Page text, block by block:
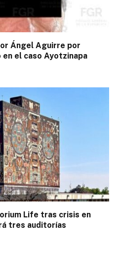
Ángel Aguirre por
el caso Ayotzinapa
Life tras crisis en
tres auditorías